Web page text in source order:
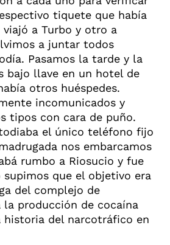
tiquete que había
a Turbo y otro a
a juntar todos
Pasamos la tarde y la
bajo llave en un hotel de
otros huéspedes.
incomunicados y
tipos con cara de puño.
el único teléfono fijo
nos embarcamos
rumbo a Riosucio y fue
supimos que el objetivo era
del complejo de
producción de cocaína
historia del narcotráfico en